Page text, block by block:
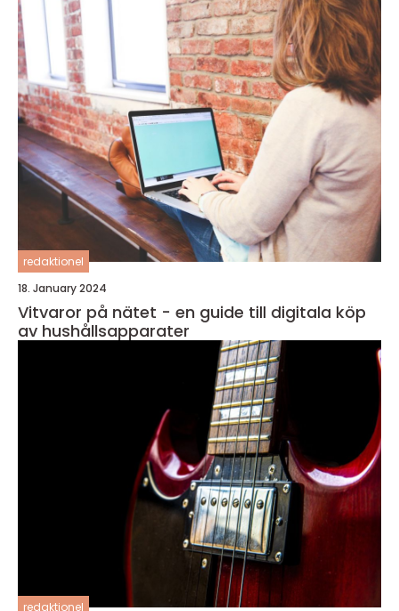
redaktionel
18. January 2024
Vitvaror på nätet - en guide till digitala köp
av hushållsapparater
redaktionel